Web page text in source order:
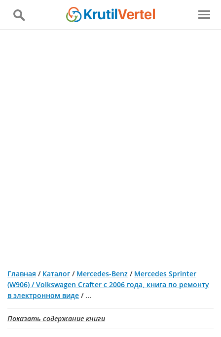
Главная / Каталог / Mercedes-Benz / Mercedes Sprinter
(W906) / Volkswagen Crafter с 2006 года, книга по ремонту
в электронном виде / ...
Показать содержание книги